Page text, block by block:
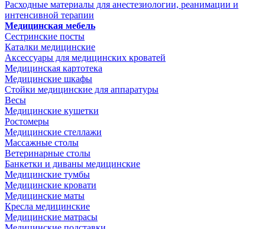
Расходные материалы для анестезиологии, реанимации и
интенсивной терапии
Медицинская мебель
Сестринские посты
Каталки медицинские
Аксессуары для медицинских кроватей
Медицинская картотека
Медицинские шкафы
Стойки медицинские для аппаратуры
Весы
Медицинские кушетки
Ростомеры
Медицинские стеллажи
Массажные столы
Ветеринарные столы
Банкетки и диваны медицинские
Медицинские тумбы
Медицинские кровати
Медицинские маты
Кресла медицинские
Медицинские матрасы